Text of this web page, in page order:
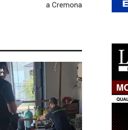
a Cremona